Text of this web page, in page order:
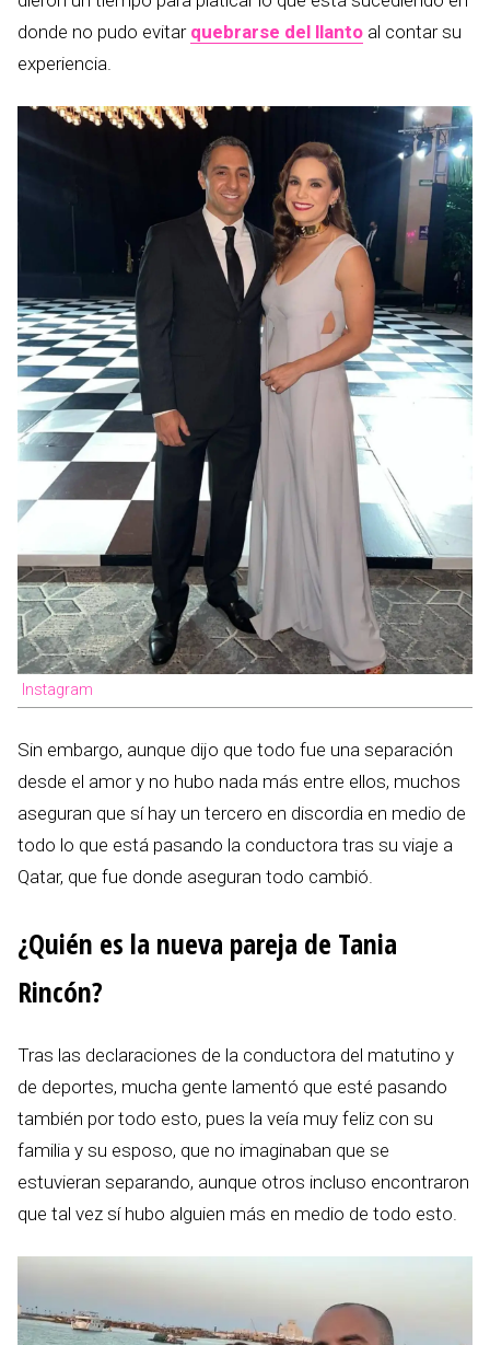
donde no pudo evitar quebrarse del llanto al contar su
experiencia.
Instagram
Sin embargo, aunque dijo que todo fue una separación
desde el amor y no hubo nada más entre ellos, muchos
aseguran que sí hay un tercero en discordia en medio de
todo lo que está pasando la conductora tras su viaje a
Qatar, que fue donde aseguran todo cambió.
¿Quién es la nueva pareja de Tania
Rincón?
Tras las declaraciones de la conductora del matutino y
de deportes, mucha gente lamentó que esté pasando
también por todo esto, pues la veía muy feliz con su
familia y su esposo, que no imaginaban que se
estuvieran separando, aunque otros incluso encontraron
que tal vez sí hubo alguien más en medio de todo esto.